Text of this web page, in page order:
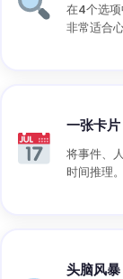
在4个选
非常适合
一张卡
将事件、
时间推理。
头脑风暴